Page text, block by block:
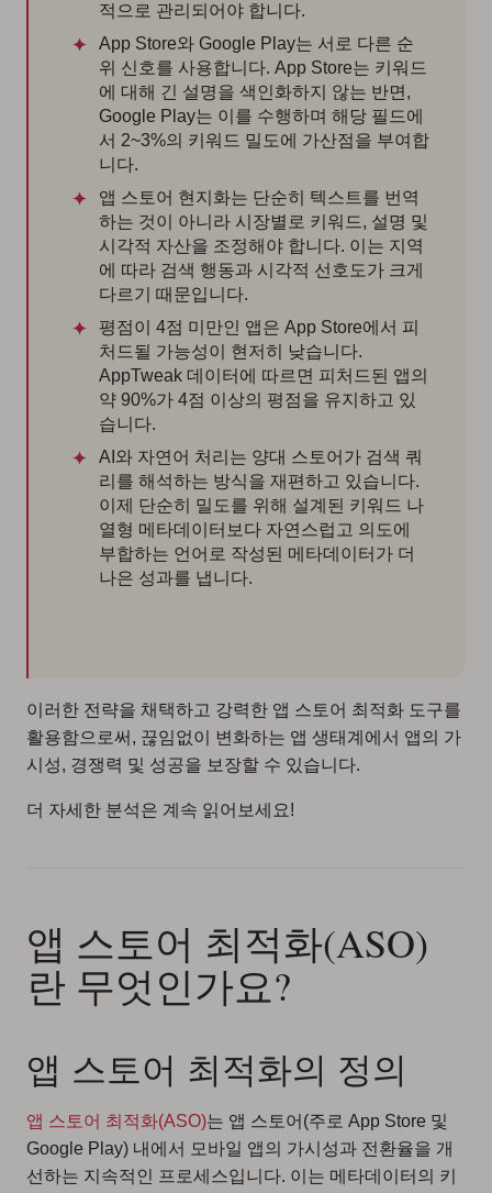
적으로 관리되어야 합니다.
App Store와 Google Play는 서로 다른 순
위 신호를 사용합니다. App Store는 키워드
에 대해 긴 설명을 색인화하지 않는 반면,
Google Play는 이를 수행하며 해당 필드에
서 2~3%의 키워드 밀도에 가산점을 부여합
니다.
앱 스토어 현지화는 단순히 텍스트를 번역
하는 것이 아니라 시장별로 키워드, 설명 및
시각적 자산을 조정해야 합니다. 이는 지역
에 따라 검색 행동과 시각적 선호도가 크게
다르기 때문입니다.
평점이 4점 미만인 앱은 App Store에서 피
처드될 가능성이 현저히 낮습니다.
AppTweak 데이터에 따르면 피처드된 앱의
약 90%가 4점 이상의 평점을 유지하고 있
습니다.
AI와 자연어 처리는 양대 스토어가 검색 쿼
리를 해석하는 방식을 재편하고 있습니다.
이제 단순히 밀도를 위해 설계된 키워드 나
열형 메타데이터보다 자연스럽고 의도에
부합하는 언어로 작성된 메타데이터가 더
나은 성과를 냅니다.
이러한 전략을 채택하고 강력한 앱 스토어 최적화 도구를
활용함으로써, 끊임없이 변화하는 앱 생태계에서 앱의 가
시성, 경쟁력 및 성공을 보장할 수 있습니다.
더 자세한 분석은 계속 읽어보세요!
앱 스토어 최적화(ASO)
란 무엇인가요?
앱 스토어 최적화의 정의
앱 스토어 최적화(ASO)는 앱 스토어(주로 App Store 및
Google Play) 내에서 모바일 앱의 가시성과 전환율을 개
선하는 지속적인 프로세스입니다. 이는 메타데이터의 키